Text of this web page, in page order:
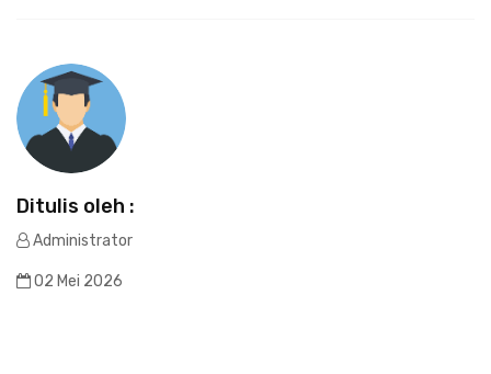
Ditulis oleh :
Administrator
02 Mei 2026